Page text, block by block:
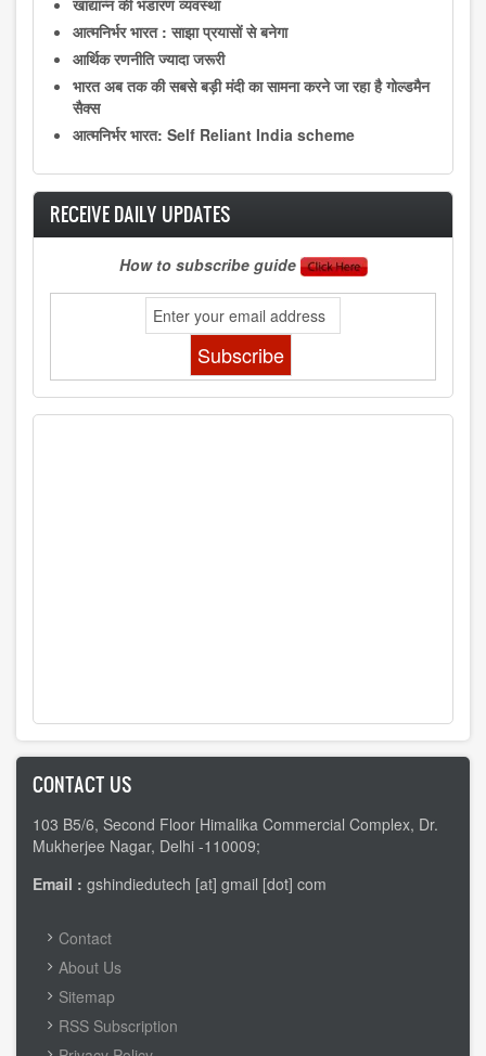
खाद्यान्न की भंडारण व्यवस्था
आत्मनिर्भर भारत : साझा प्रयासों से बनेगा
आर्थिक रणनीति ज्यादा जरूरी
भारत अब तक की सबसे बड़ी मंदी का सामना करने जा रहा है गोल्डमैन
सैक्स
आत्मनिर्भर भारत: Self Reliant India scheme
RECEIVE DAILY UPDATES
How to subscribe guide
CONTACT US
103 B5/6, Second Floor Himalika Commercial Complex, Dr.
Mukherjee Nagar, Delhi -110009;
Email : gshindiedutech [at] gmail [dot] com
FOOTER
MENU
Contact
About Us
Sitemap
RSS Subscription